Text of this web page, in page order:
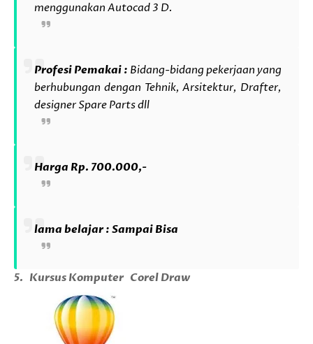
menggunakan Autocad 3 D.
Profesi Pemakai : Bidang-bidang pekerjaan yang
berhubungan dengan Tehnik, Arsitektur, Drafter,
designer Spare Parts dll
Harga Rp. 700.000,-
lama belajar : Sampai Bisa
5. Kursus Komputer Corel Draw